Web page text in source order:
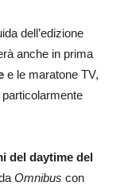
dell’edizione
anche in prima
e le maratone TV,
del daytime del
Omnibus con